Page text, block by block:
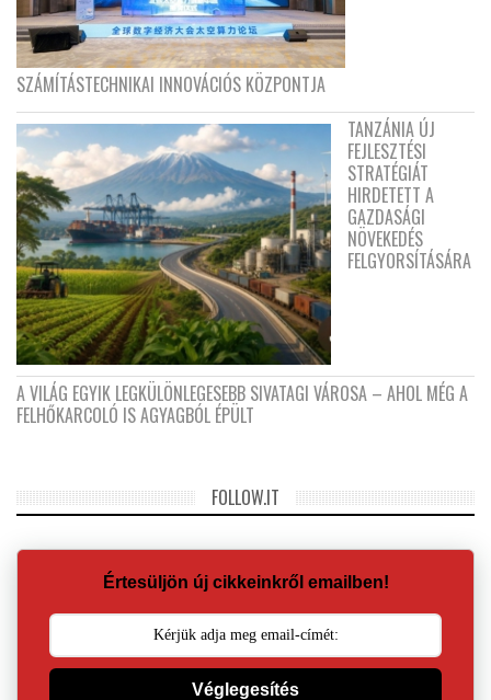
SZÁMÍTÁSTECHNIKAI INNOVÁCIÓS KÖZPONTJA
TANZÁNIA ÚJ
FEJLESZTÉSI
STRATÉGIÁT
HIRDETETT A
GAZDASÁGI
NÖVEKEDÉS
FELGYORSÍTÁSÁRA
A VILÁG EGYIK LEGKÜLÖNLEGESEBB SIVATAGI VÁROSA – AHOL MÉG A
FELHŐKARCOLÓ IS AGYAGBÓL ÉPÜLT
FOLLOW.IT
Értesüljön új cikkeinkről emailben!
Véglegesítés